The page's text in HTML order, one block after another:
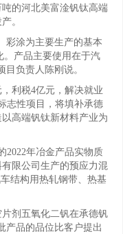
的河北美富淦钒钛高端
。
涂为主要生产的基本
。产品主要使用在于汽
负责人陈刚说。
利税4亿元，解决就业
志性项目，将填补承德
高端钒钛新材料产业为
年冶金产品实物质
限公司生产的预应力混
结构用热轧钢带、热基
剂五氧化二钒在承德钒
产品的品位比客户提出